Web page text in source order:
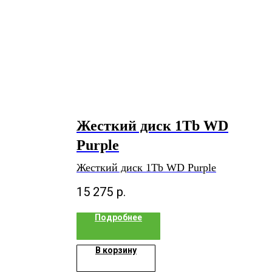
Жесткий диск 1Tb WD
Purple
Жесткий диск 1Tb WD Purple
15 275 р.
Подробнее
В корзину